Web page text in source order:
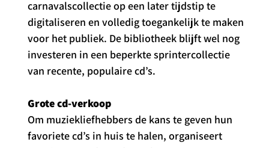
carnavalscollectie op een later tijdstip te
digitaliseren en volledig toegankelijk te maken
voor het publiek. De bibliotheek blijft wel nog
investeren in een beperkte sprintercollectie
van recente, populaire cd’s.
Grote cd-verkoop
Om muziekliefhebbers de kans te geven hun
favoriete cd’s in huis te halen, organiseert